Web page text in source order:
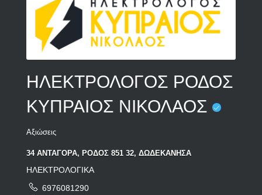
ΗΛΕΚΤΡΟΛΟΓΟΣ ΡΟΔΟΣ
ΚΥΠΡΑΙΟΣ ΝΙΚΟΛΑΟΣ
Αξιώσεις
34 ΑΝΤΑΓΟΡΑ, ΡΟΔΟΣ 851 32, ΔΩΔΕΚΑΝΗΣΑ
ΗΛΕΚΤΡΟΛΟΓΙΚΑ
6976081290